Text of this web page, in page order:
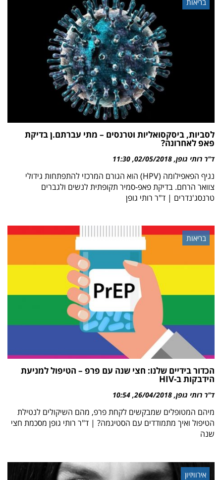
לסביות, ביסקסואליות וטרנסים – מתי עברתם.ן בדיקת
פאפ לאחרונה?
ד"ר רותי גופן 02/05/2018
11:30
נגיף הפאפילומה (HPV) הוא הגורם המרכזי להתפתחות גידולי
צוואר הרחם. בדיקת פאפ-סמיר תקופתית לנשים ולגברים
טרנסג'נדרים | ד"ר רותי גופן
בריאות
הכדור בידיים שלנו: חצי שנה עם פרפ – הטיפול למניעת
הידבקות ב-HIV
ד"ר רותי גופן 26/04/2018
10:54
מיהם המטופלים שמבקשים לקחת פרפ, מהם השיקולים לנטילת
הטיפול ואיך מתמודדים עם הסטיגמה? | ד"ר רותי גופן מסכמת חצי
שנה
אירוויזיון